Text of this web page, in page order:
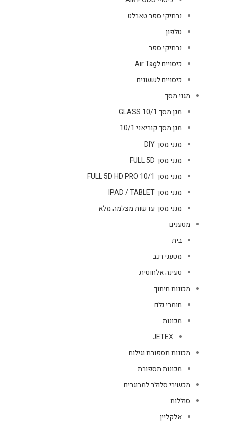
נרתיקי ספר טאבלט
טלפון
נרתיקי ספר
כיסויים לAir Tag
כיסויים לשעונים
מגני מסך
מגן מסך GLASS 10/1
מגן מסך קוריאני 10/1
מגני מסך DIY
מגני מסך FULL 5D
מגני מסך FULL 5D HD PRO 10/1
מגני מסך IPAD / TABLET
מגני מסך עדשות מצלמה מלא
מטענים
בית
מטעני רכב
טעינה אלחוטית
מכונות חיתוך
חומרי גלם
מכונות
JETEX
מכונות תספורת וגילוח
מכונות תספורת
מכשירי סלולר למבוגרים
סוללות
אלקליין